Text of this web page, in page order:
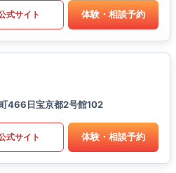
式サイト 体験・相談予約
466日宝京都2号館102
式サイト 体験・相談予約